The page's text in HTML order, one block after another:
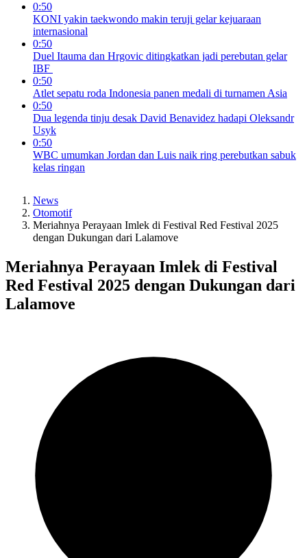
0:50
KONI yakin taekwondo makin teruji gelar kejuaraan
internasional
0:50
Duel Itauma dan Hrgovic ditingkatkan jadi perebutan gelar
IBF
0:50
Atlet sepatu roda Indonesia panen medali di turnamen Asia
0:50
Dua legenda tinju desak David Benavidez hadapi Oleksandr
Usyk
0:50
WBC umumkan Jordan dan Luis naik ring perebutkan sabuk
kelas ringan
News
Otomotif
Meriahnya Perayaan Imlek di Festival Red Festival 2025
dengan Dukungan dari Lalamove
Meriahnya Perayaan Imlek di Festival
Red Festival 2025 dengan Dukungan dari
Lalamove